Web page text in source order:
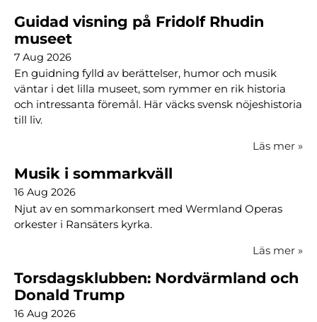
Guidad visning på Fridolf Rhudin
museet
7 Aug 2026
En guidning fylld av berättelser, humor och musik
väntar i det lilla museet, som rymmer en rik historia
och intressanta föremål. Här väcks svensk nöjeshistoria
till liv.
Läs mer »
Musik i sommarkväll
16 Aug 2026
Njut av en sommarkonsert med Wermland Operas
orkester i Ransäters kyrka.
Läs mer »
Torsdagsklubben: Nordvärmland och
Donald Trump
16 Aug 2026